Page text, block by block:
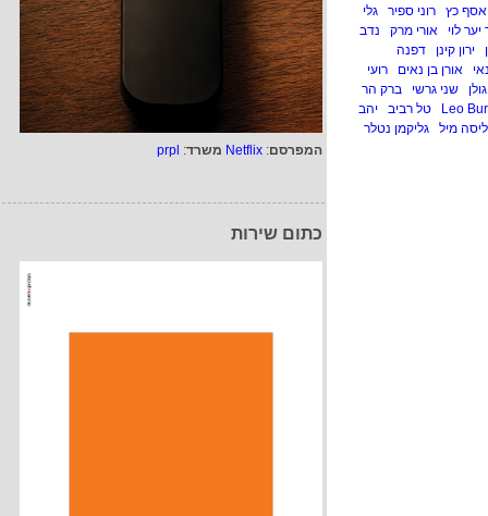
המפרסם:
Netflix משרד:
prpl
כתום שירות
אסף כץ
רוני ספיר
גלי
לוי
אורי מרק
נדב
ירון קינן
דפנה
אורן בן נאים
רועי
שני גרשי
ברק הר
טל רביב
יהב
מיל
גליקמן נטלר